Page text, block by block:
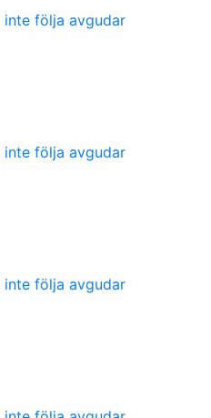
följa avgudar
följa avgudar
följa avgudar